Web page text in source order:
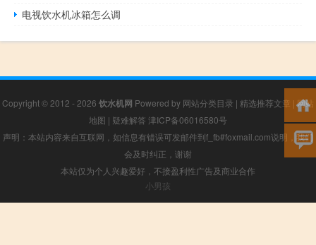
电视饮水机冰箱怎么调
Copyright © 2012 - 2026 饮水机网 Powered by 网站分类目录 | 精选推荐文章 |网站
地图 | 疑难解答 津ICP备06016580号
声明：本站内容来自互联网，如信息有错误可发邮件到f_fb#foxmail.com说明，我们
会及时纠正，谢谢
本站仅为个人兴趣爱好，不接盈利性广告及商业合作
小男孩